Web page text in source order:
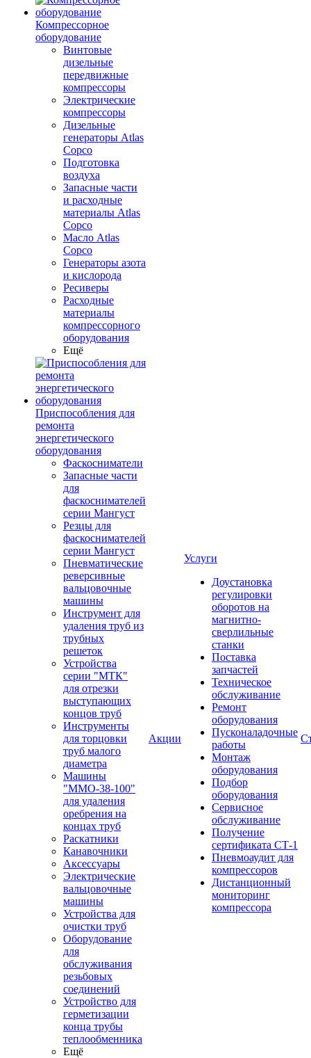
Компрессорное
оборудование
Винтовые
дизельные
передвижные
компрессоры
Электрические
компрессоры
Дизельные
генераторы Atlas
Copco
Подготовка
воздуха
Запасные части
и расходные
материалы Atlas
Copco
Масло Atlas
Copco
Генераторы азота
и кислорода
Ресиверы
Расходные
материалы
компрессорного
оборудования
Ещё
Приспособления для
ремонта
энергетического
оборудования
Фаскосниматели
Запасные части
для
фаскоснимателей
серии Мангуст
Резцы для
фаскоснимателей
серии Мангуст
Пневматические
реверсивные
вальцовочные
машины
Инструмент для
удаления труб из
трубных
решеток
Устройства
серии "МТК"
для отрезки
выступающих
концов труб
Инструменты
для торцовки
труб малого
диаметра
Машины
"ММО-38-100"
для удаления
оребрения на
концах труб
Раскатники
Канавочники
Аксессуары
Электрические
вальцовочные
машины
Устройства для
очистки труб
Оборудование
для
обслуживания
резьбовых
соединений
Устройство для
герметизации
конца трубы
теплообменника
Ещё
Акции
Услуги
Доустановка
регулировки
оборотов на
магнитно-
сверлильные
станки
Поставка
запчастей
Техническое
обслуживание
Ремонт
оборудования
Пусконаладочные
работы
Монтаж
оборудования
Подбор
оборудования
Сервисное
обслуживание
Получение
сертификата СТ-1
Пневмоаудит для
компрессоров
Дистанционный
мониторинг
компрессора